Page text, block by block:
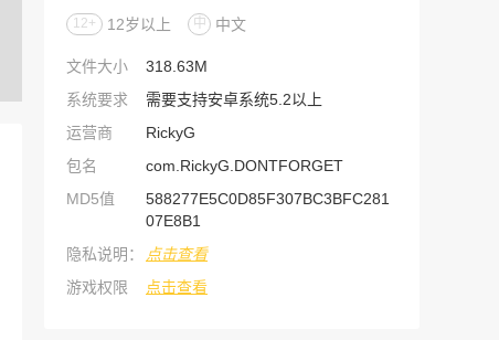
12+ 12岁以上 中 中文
文件大小
318.63M
系统要求
需要支持安卓系统5.2以上
运营商
RickyG
包名
com.RickyG.DONTFORGET
MD5值
588277E5C0D85F307BC3BFC281
07E8B1
隐私说明：
点击查看
游戏权限
点击查看